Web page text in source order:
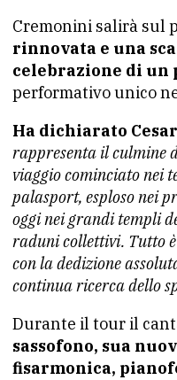
Cremonini salirà sul
rinnovata e una
celebrazione di un
performativo unico
Ha dichiarato
rappresenta il culmine
viaggio cominciato nei
palasport, esploso nei
oggi nei grandi templi
raduni collettivi. Tutto
con la dedizione
continua ricerca dello
Durante il tour il
sassofono, sua
fisarmonica,